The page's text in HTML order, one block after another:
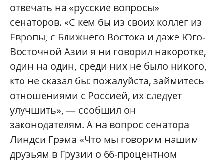
отвечать на «русские вопросы»
сенаторов. «С кем бы из своих коллег из
Европы, с Ближнего Востока и даже Юго-
Восточной Азии я ни говорил накоротке,
один на один, среди них не было никого,
кто не сказал бы: пожалуйста, займитесь
отношениями с Россией, их следует
улучшить», — сообщил он
законодателям. А на вопрос сенатора
Линдси Грэма «Что мы говорим нашим
друзьям в Грузии о 66-процентном